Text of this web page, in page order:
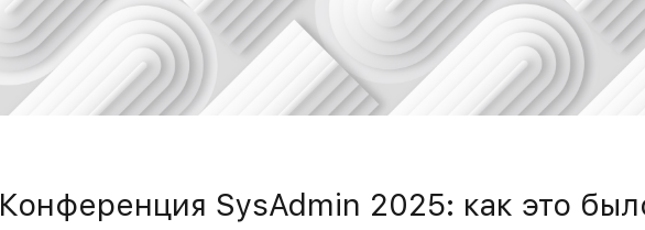
Конференция SysAdmin 2025: как это